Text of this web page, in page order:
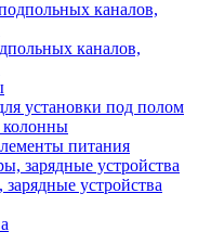
каналов,
установки под полом
питания
устройства